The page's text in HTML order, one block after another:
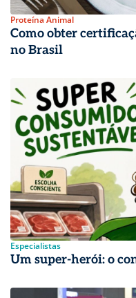
Proteína Animal
Como obter
no Brasil
Especialistas
Um super-herói: o